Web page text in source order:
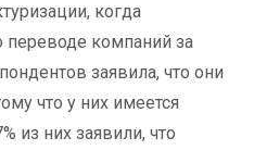
когда
переводе компаний за
заявила, что они
что у них имеется
из них заявили, что